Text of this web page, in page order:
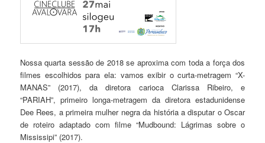
Nossa quarta sessão de 2018 se aproxima com toda a força dos
filmes escolhidos para ela: vamos exibir o curta-metragem “X-
MANAS” (2017), da diretora carioca Clarissa Ribeiro, e
“PARIAH”, primeiro longa-metragem da diretora estadunidense
Dee Rees, a primeira mulher negra da história a disputar o Oscar
de roteiro adaptado com filme “Mudbound: Lágrimas sobre o
Mississipi” (2017).